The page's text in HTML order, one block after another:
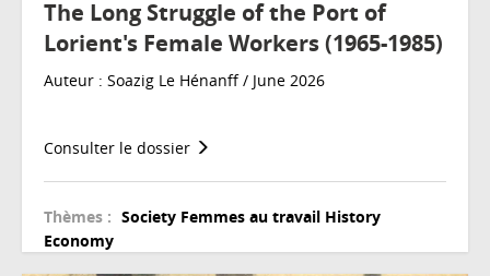
The Long Struggle of the Port of
Lorient's Female Workers (1965-1985)
Auteur : Soazig Le Hénanff / June 2026
Consulter le dossier
Thèmes : Society Femmes au travail History
Economy